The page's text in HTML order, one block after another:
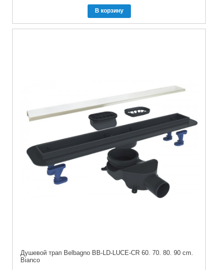
В корзину
Душевой трап Belbagno BB-LD-LUCE-CR 60. 70. 80. 90 cm.
Bianco